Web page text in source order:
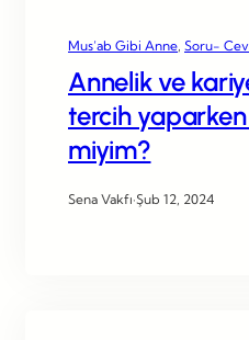
Mus’ab Gibi Anne Soru-
Annelik ve
tercih
miyim?
Sena Vakfı·Şub 12, 2024